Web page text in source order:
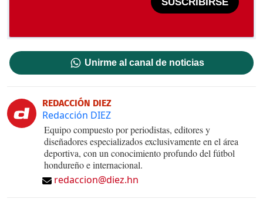
Unirme al canal de noticias
REDACCIÓN DIEZ
Redacción DIEZ
Equipo compuesto por periodistas, editores y
diseñadores especializados exclusivamente en el área
deportiva, con un conocimiento profundo del fútbol
hondureño e internacional.
redaccion@diez.hn